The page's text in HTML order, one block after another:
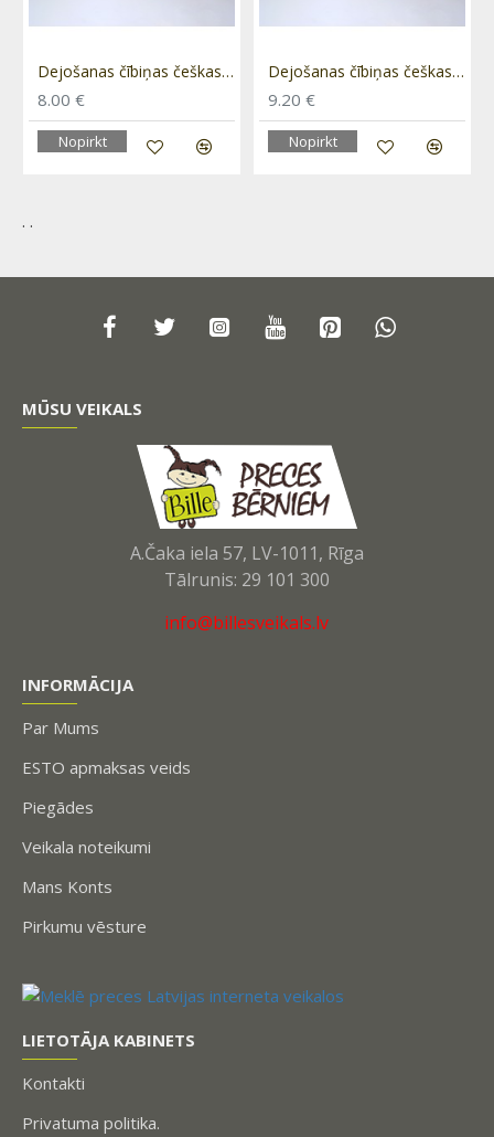
Dejošanas čībiņas češkas melnas un baltas, 30-34,5 izmērs
8.00 €
Nopirkt
Dejošanas čībiņas češkas melnas un baltas, 41-45 izmērs
9.20 €
Nopirkt
. .
MŪSU VEIKALS
A.Čaka iela 57, LV-1011, Rīga
Tālrunis: 29 101 300
info@billesveikals.lv
INFORMĀCIJA
Par Mums
ESTO apmaksas veids
Piegādes
Veikala noteikumi
Mans Konts
Pirkumu vēsture
LIETOTĀJA KABINETS
Kontakti
Privatuma politika.